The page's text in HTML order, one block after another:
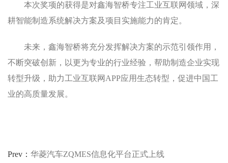
本次奖项的获得是对鑫海智桥专注工业互联网领域，深
耕智能制造系统解决方案及项目实施能力的肯定。
未来，鑫海智桥将充分发挥解决方案的示范引领作用，
不断突破创新，以更为专业的行业经验，帮助制造企业实现
转型升级，助力工业互联网APP应用生态转型，促进中国工
业的高质量发展。
Prev： 华菱汽车ZQMES信息化平台正式上线